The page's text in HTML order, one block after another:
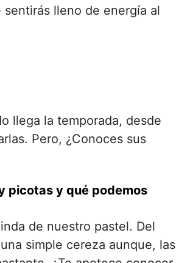
lleno de energía al
llega la temporada, desde
Pero, ¿Conoces sus
picotas y qué podemos
de nuestro pastel. Del
simple cereza aunque, las